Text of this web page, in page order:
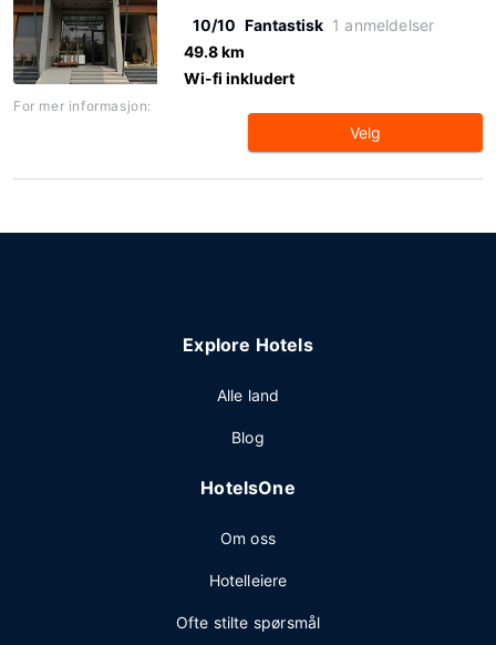
10/10 Fantastisk 1 anmeldelser
49.8 km
Wi-fi inkludert
For mer informasjon:
Velg
Explore Hotels
Alle land
Blog
HotelsOne
Om oss
Hotelleiere
Ofte stilte spørsmål